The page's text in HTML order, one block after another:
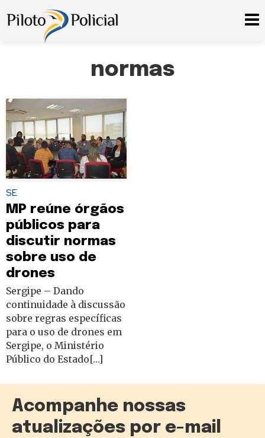
normas
SE
MP reúne órgãos
públicos para
discutir normas
sobre uso de
drones
Sergipe – Dando
continuidade à discussão
sobre regras específicas
para o uso de drones em
Sergipe, o Ministério
Público do Estado[…]
Acompanhe nossas
atualizações por e-mail